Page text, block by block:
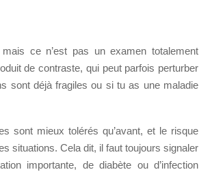
ce n’est pas un examen totalement
de contraste, qui peut parfois perturber
sont déjà fragiles ou si tu as une maladie
sont mieux tolérés qu’avant, et le risque
situations. Cela dit, il faut toujours signaler
importante, de diabète ou d’infection